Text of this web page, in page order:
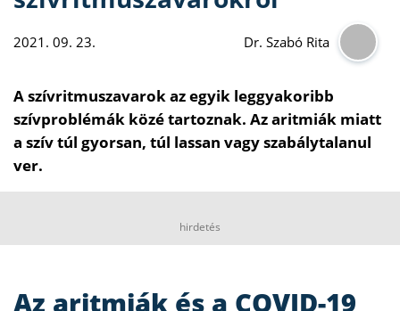
2021. 09. 23. Dr. Szabó Rita
A szívritmuszavarok az egyik leggyakoribb
szívproblémák közé tartoznak. Az aritmiák miatt
a szív túl gyorsan, túl lassan vagy szabálytalanul
ver.
hirdetés
Az aritmiák és a COVID-19